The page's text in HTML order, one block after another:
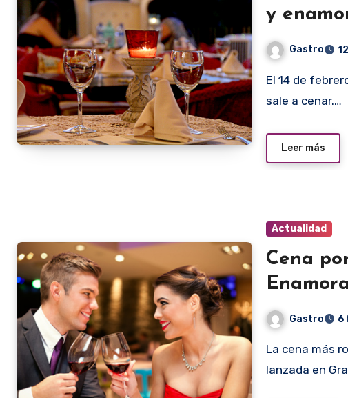
y
Gastro
El 14 de febrero es probablemente el día en que más gente
sale a cenar.…
Leer más
Actualidad
Cena
Gastro 6
La cena más romántica y más cara del mundo, acaba de ser
lanzada en